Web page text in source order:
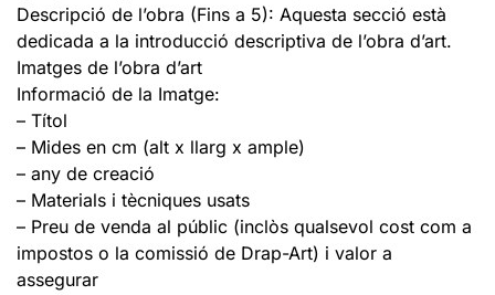
Descripció de l’obra (Fins a 5): Aquesta secció està
dedicada a la introducció descriptiva de l’obra d’art.
Imatges de l’obra d’art
Informació de la Imatge:
– Títol
– Mides en cm (alt x llarg x ample)
– any de creació
– Materials i tècniques usats
– Preu de venda al públic (inclòs qualsevol cost com a
impostos o la comissió de Drap-Art) i valor a
assegurar